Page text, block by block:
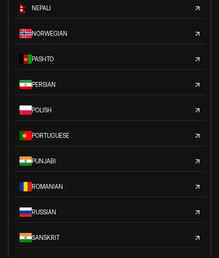
NEPALI
NORWEGIAN
PASHTO
PERSIAN
POLISH
PORTUGUESE
PUNJABI
ROMANIAN
RUSSIAN
SANSKRIT